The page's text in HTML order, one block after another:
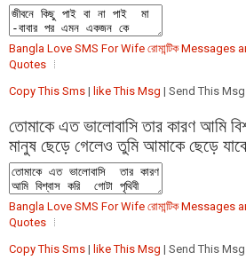
Bangla Love SMS For Wife রোমান্টিক
Quotes
Copy This Sms | like This Msg | Send This Msg
তোমাকে এত ভালোবাসি তার কারণ আমি
মানুষ ছেড়ে গেলেও তুমি আমাকে ছেড়ে
Bangla Love SMS For Wife রোমান্টিক
Quotes
Copy This Sms | like This Msg | Send This Msg